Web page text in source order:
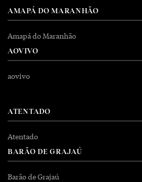
AMAPÁ DO MARANHÃO
Amapá do Maranhão
AOVIVO
aovivo
ATENTADO
Atentado
BARÃO DE GRAJAÚ
Barão de Grajaú